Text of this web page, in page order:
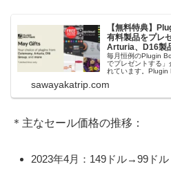
【無料特典】
有料製品をプレ
Arturia、D16製
毎月恒例のPlugin
でプレゼントする」
れています。Plugin
うことができます。
sawayakatrip.com
＊主なセール価格の推移：
2023年4月：149ドル→99ドル